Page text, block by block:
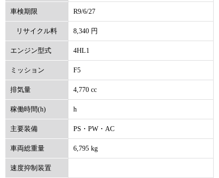
車検期限 R9/6/27
リサイクル料
(円)
8,340 円
エンジン型式 4HL1
ミッション F5
排気量 4,770 cc
稼働時間(h) h
主要装備 PS・PW・AC
車両総重量 6,795 kg
速度抑制装置